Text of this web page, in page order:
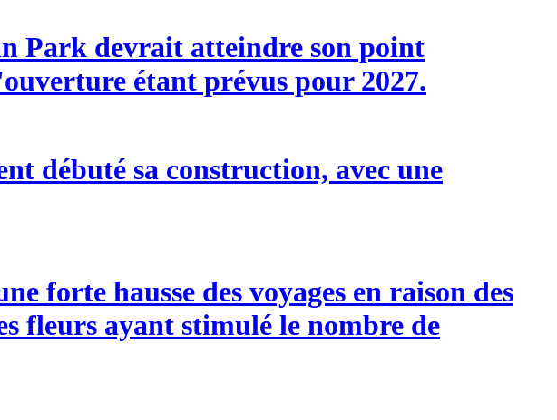
Park devrait atteindre son point
étant prévus pour 2027.
débuté sa construction, avec une
forte hausse des voyages en raison des
fleurs ayant stimulé le nombre de